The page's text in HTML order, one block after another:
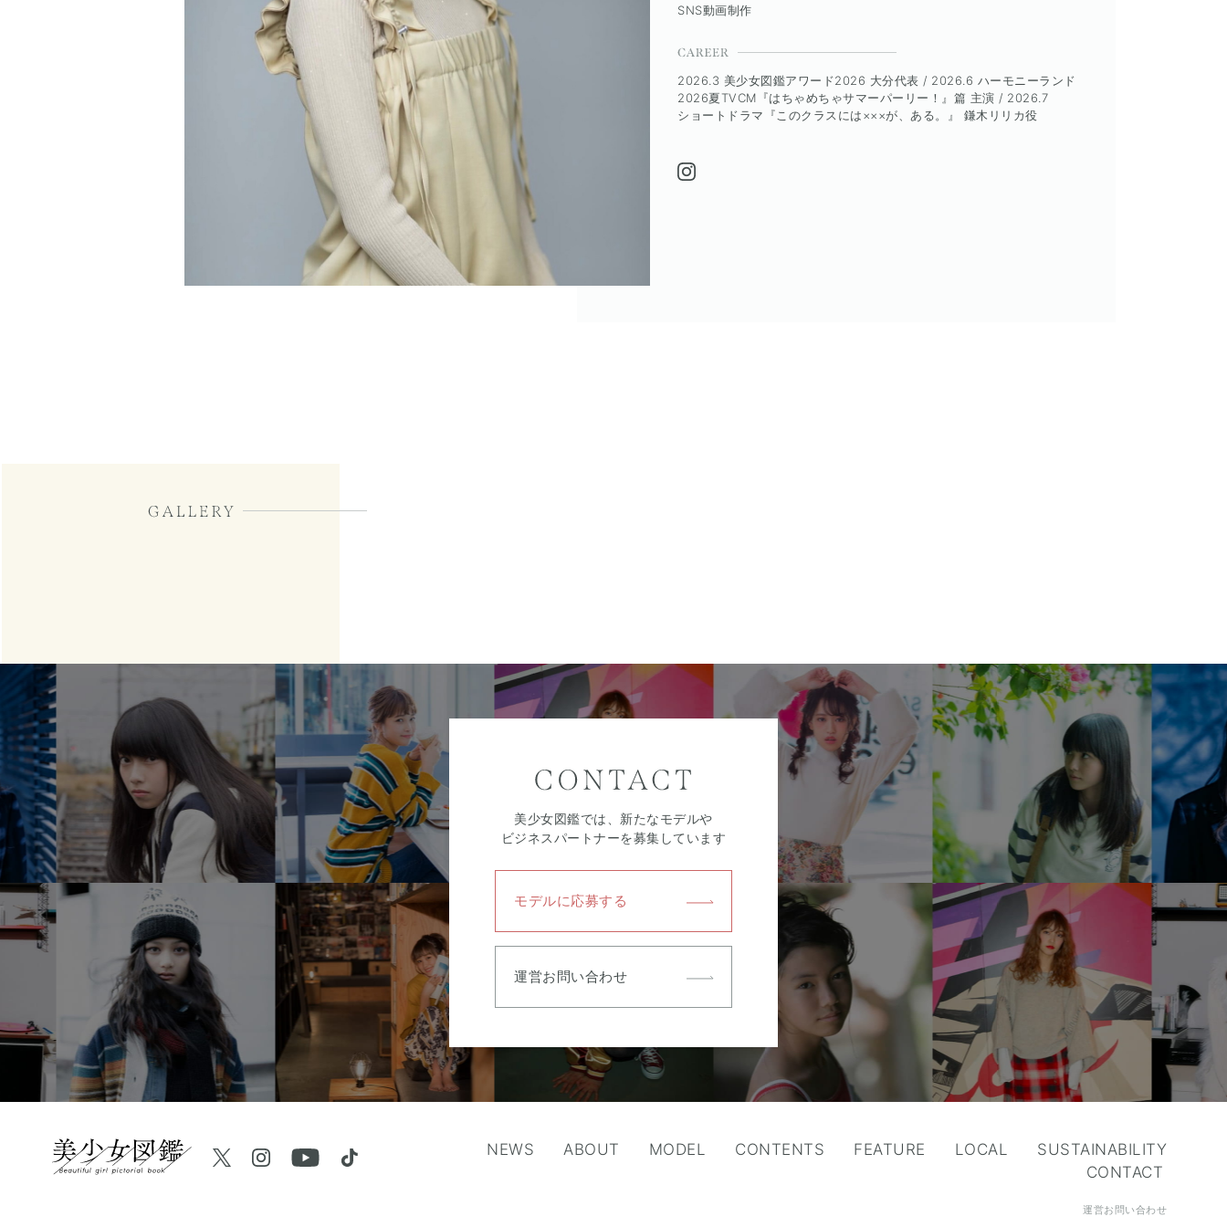
SNS動画制作
2026.3 美少女図鑑アワード2026 大分代表 / 2026.6 ハーモニーランド
2026夏TVCM『はちゃめちゃサマーパーリー！』篇 主演 / 2026.7
ショートドラマ『このクラスには×××が、ある。』 鎌木リリカ役
美少女図鑑では、新たなモデルや
ビジネスパートナーを募集しています
モデルに応募する
運営お問い合わせ
NEWS ABOUT MODEL CONTENTS FEATURE LOCAL
SUSTAINABILITY
CONTACT
運営お問い合わせ